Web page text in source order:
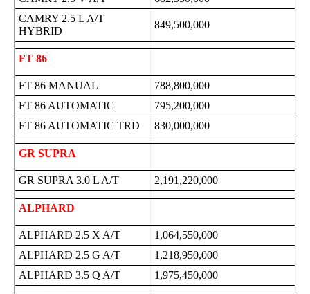
CAMRY 2.5 L A/T
HYBRID
849,500,000
FT 86
FT 86 MANUAL
788,800,000
FT 86 AUTOMATIC
795,200,000
FT 86 AUTOMATIC TRD
830,000,000
GR SUPRA
GR SUPRA 3.0 L A/T 2,191,220,000
ALPHARD
ALPHARD 2.5 X A/T
1,064,550,000
ALPHARD 2.5 G A/T
1,218,950,000
ALPHARD 3.5 Q A/T
1,975,450,000